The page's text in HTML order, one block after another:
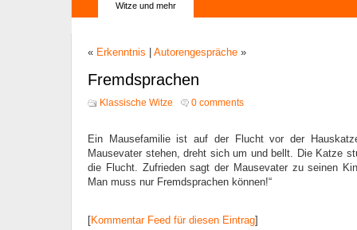
Witze und mehr
« Erkenntnis Autorengespräche »
Fremdsprachen
Klassische Witze 0 comments
Ein Mausefamilie ist auf der Flucht vor der
Mausevater stehen, dreht sich um und bellt. Die Katze
die Flucht. Zufrieden sagt der Mausevater zu seinen
Man muss nur Fremdsprachen können!“
[Kommentar Feed für diesen Eintrag]